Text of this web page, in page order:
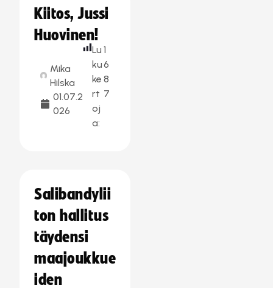
Kiitos, Jussi
Huovinen!
Mika
Hilska
01.07.2
026
Lu
ku
ke
rt
oj
a:
1
6
8
7
Salibandylii
ton hallitus
täydensi
maajoukkue
iden